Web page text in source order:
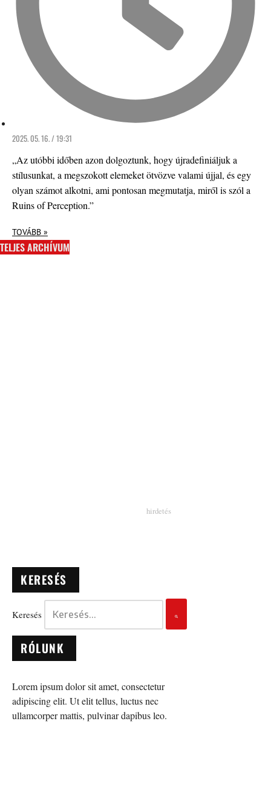
2025. 05. 16. / 19:31
„Az utóbbi időben azon dolgoztunk, hogy újradefiniáljuk a
stílusunkat, a megszokott elemeket ötvözve valami újjal, és egy
olyan számot alkotni, ami pontosan megmutatja, miről is szól a
Ruins of Perception.”
TOVÁBB »
TELJES ARCHÍVUM
KERESÉS
Keresés
RÓLUNK
Lorem ipsum dolor sit amet, consectetur
adipiscing elit. Ut elit tellus, luctus nec
ullamcorper mattis, pulvinar dapibus leo.